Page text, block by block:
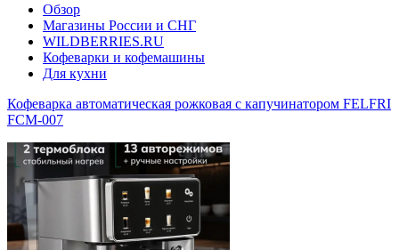
Обзор
Магазины России и СНГ
WILDBERRIES.RU
Кофеварки и кофемашины
Для кухни
Кофеварка автоматическая рожковая с капучинатором FELFRI
FCM-007